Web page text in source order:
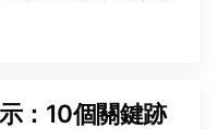
：10個關鍵跡